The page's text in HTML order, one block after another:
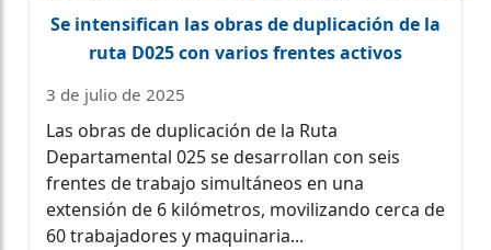
Se intensifican las obras de duplicación de la
ruta D025 con varios frentes activos
3 de julio de 2025
Las obras de duplicación de la Ruta
Departamental 025 se desarrollan con seis
frentes de trabajo simultáneos en una
extensión de 6 kilómetros, movilizando cerca de
60 trabajadores y maquinaria...